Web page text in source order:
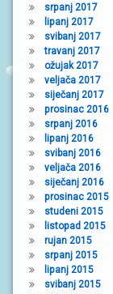
srpanj 2017
lipanj 2017
svibanj 2017
travanj 2017
ožujak 2017
veljača 2017
siječanj 2017
prosinac 2016
srpanj 2016
lipanj 2016
svibanj 2016
veljača 2016
siječanj 2016
prosinac 2015
studeni 2015
listopad 2015
rujan 2015
srpanj 2015
lipanj 2015
svibanj 2015